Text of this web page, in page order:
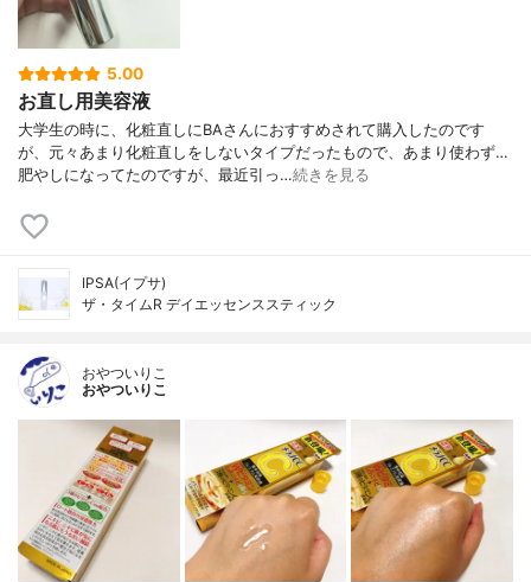
5.00
お直し用美容液
大学生の時に、化粧直しにBAさんにおすすめされて購入したのです
が、元々あまり化粧直しをしないタイプだったもので、あまり使わず…
肥やしになってたのですが、最近引っ…続きを見る
IPSA(イプサ)
ザ・タイムR デイエッセンススティック
おやついりこ
おやついりこ